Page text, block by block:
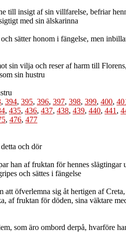
till insigt af sin villfarelse, befriar
med sin älskarinna
sätter honom i fängelse, men
sin vilja och reser af harm till
sin hustru
, 394, 395, 396, 397, 398, 399, 400,
, 435, 436, 437, 438, 439, 440, 441 ,
, 476, 477
och dör
han af fruktan för hennes slägtingar
och sättes i fängelse
öfverlemna sig åt hertigen af Creta,
af fruktan för döden, sina väktare
som äro ombord derpå, hvarföre